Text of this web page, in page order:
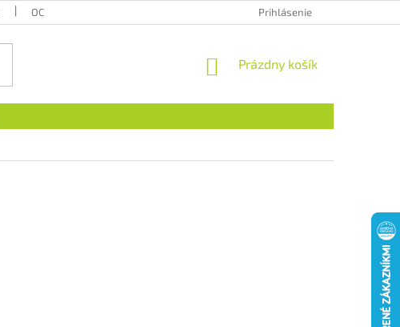
OCHRANA OSOBNÝCH ÚDAJOV HODNOTENIE OBCHODU
Prihlásenie
NÁKUPNÝ
Prázdny košík